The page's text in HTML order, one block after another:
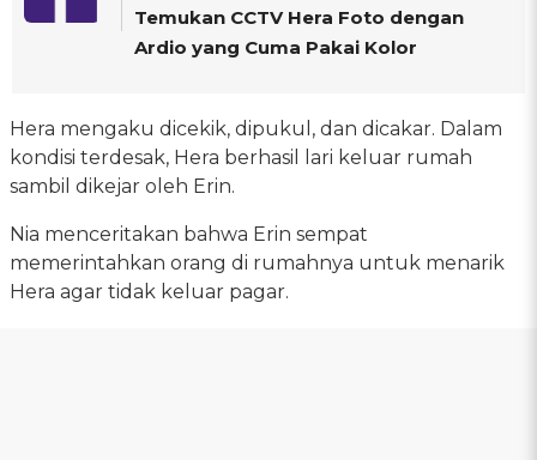
Temukan CCTV Hera Foto dengan
Ardio yang Cuma Pakai Kolor
Hera mengaku dicekik, dipukul, dan dicakar. Dalam
kondisi terdesak, Hera berhasil lari keluar rumah
sambil dikejar oleh Erin.
Nia menceritakan bahwa Erin sempat
memerintahkan orang di rumahnya untuk menarik
Hera agar tidak keluar pagar.